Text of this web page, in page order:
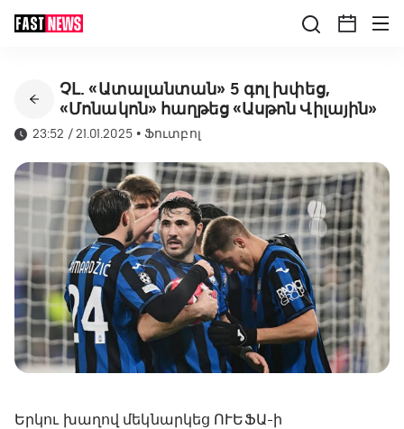
ՉԼ. «Ատալանտան» 5 գոլ խփեց,
«Մոնակոն» հաղթեց «Ասթոն Վիլային»
23:52 / 21.01.2025 •Ֆուտբոլ
Երկու խաղով մեկնարկեց ՈՒԵՖԱ-ի